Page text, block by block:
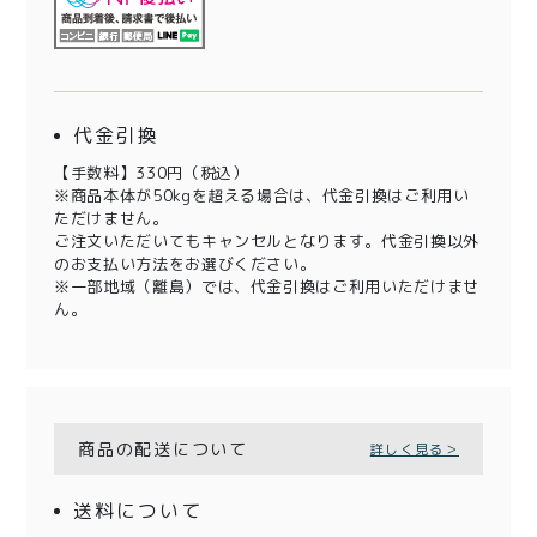
代金引換
【手数料】330円（税込）
※商品本体が50kgを超える場合は、代金引換はご利用い
ただけません。
ご注文いただいてもキャンセルとなります。代金引換以外
のお支払い方法をお選びください。
※一部地域（離島）では、代金引換はご利用いただけませ
ん。
商品の配送について 詳しく見る＞
送料について